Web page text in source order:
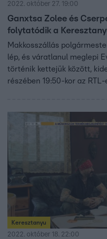
2022. október 27. 19:00
Ganxtsa Zolee és
folytatódik a
Makkosszállás
lép, és váratlanul meglepi
történik kettejük között,
részében 19:50-kor az RTL-
Keresztanyu
2022. október 18. 22:00